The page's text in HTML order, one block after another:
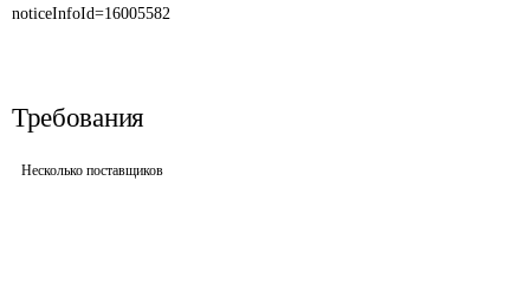
noticeInfoId=16005582
Требования
Несколько поставщиков